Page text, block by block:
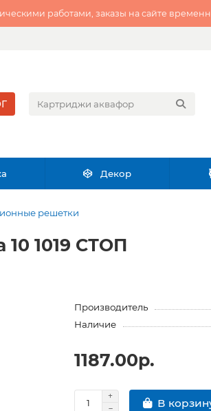
работами, заказы на сайте
Декор
решетки
1019 СТОП
Производитель
Наличие
1187.00р.
В